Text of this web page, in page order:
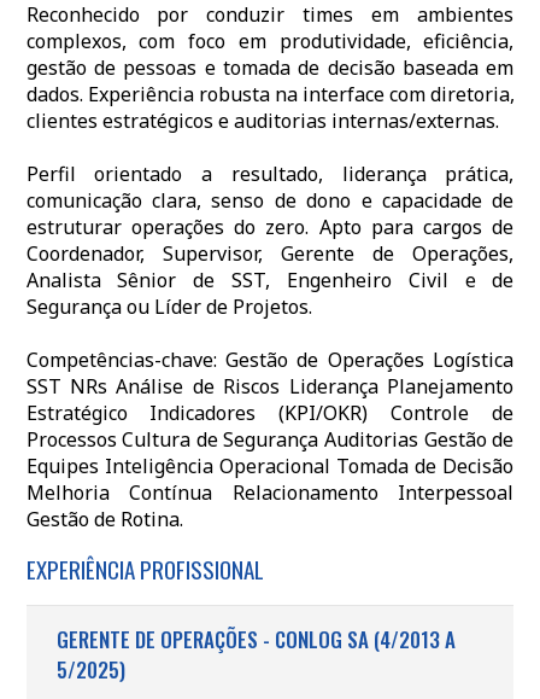
Reconhecido por conduzir times em ambientes
complexos, com foco em produtividade, eficiência,
gestão de pessoas e tomada de decisão baseada em
dados. Experiência robusta na interface com diretoria,
clientes estratégicos e auditorias internas/externas.
Perfil orientado a resultado, liderança prática,
comunicação clara, senso de dono e capacidade de
estruturar operações do zero. Apto para cargos de
Coordenador, Supervisor, Gerente de Operações,
Analista Sênior de SST, Engenheiro Civil e de
Segurança ou Líder de Projetos.
Competências-chave: Gestão de Operações Logística
SST NRs Análise de Riscos Liderança Planejamento
Estratégico Indicadores (KPI/OKR) Controle de
Processos Cultura de Segurança Auditorias Gestão de
Equipes Inteligência Operacional Tomada de Decisão
Melhoria Contínua Relacionamento Interpessoal
Gestão de Rotina.
EXPERIÊNCIA PROFISSIONAL
GERENTE DE OPERAÇÕES - CONLOG SA (4/2013 A
5/2025)